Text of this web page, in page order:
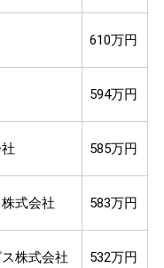
610万円
594万円
585万円
式会社 583万円
株式会社 532万円